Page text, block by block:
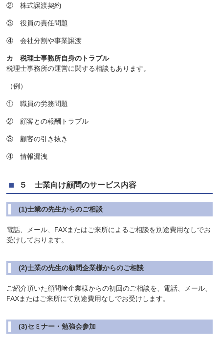
② 株式譲渡契約
③ 役員の責任問題
④ 会社分割や事業譲渡
カ 税理士事務所自身のトラブル
税理士事務所の運営に関する相談もあります。
（例）
① 職員の労務問題
② 顧客との報酬トラブル
③ 顧客の引き抜き
④ 情報漏洩
５ 士業向け顧問のサービス内容
(1)士業の先生からのご相談
電話、メール、FAXまたはご来所によるご相談を別途費用なしでお
受けしております。
(2)士業の先生の顧問企業様からのご相談
ご紹介頂いた顧問﨑企業様からの初回のご相談を、電話、メール、
FAXまたはご来所にて別途費用なしでお受けします。
(3)セミナー・勉強会参加